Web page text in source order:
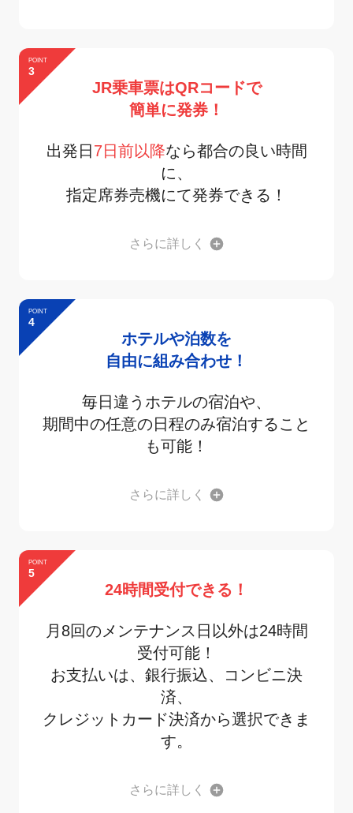
POINT
3
JR乗車票はQRコードで
簡単に発券！
出発日 7日前以降なら都合の良い時間
に、
指定席券売機にて発券できる！
さらに詳しく
POINT
4
ホテルや泊数を
自由に組み合わせ！
毎日違うホテルの宿泊や、
期間中の任意の日程のみ宿泊すること
も可能！
さらに詳しく
POINT
5
24時間受付できる！
月8回のメンテナンス日以外は24時間
受付可能！
お支払いは、銀行振込、コンビニ決
済、
クレジットカード決済から選択できま
す。
さらに詳しく